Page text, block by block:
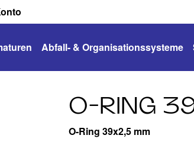
Abfall- & Organisationssysteme
O-RING
O-Ring 39x2,5 mm